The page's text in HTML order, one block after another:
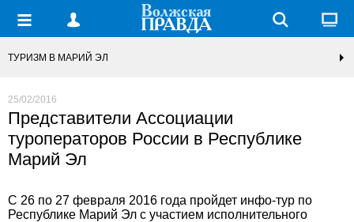
ТУРИЗМ В МАРИЙ ЭЛ
25/02/2016
Представители Ассоциации
туроператоров России в Республике
Марий Эл
С 26 по 27 февраля 2016 года пройдет инфо-тур по
Республике Марий Эл с участием исполнительного